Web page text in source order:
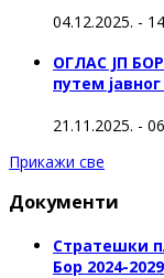
04.12.2025. -
ОГЛАС ЈП
путем
21.11.2025. -
Прикажи све
Документи
Стратешки
Бор 2024-